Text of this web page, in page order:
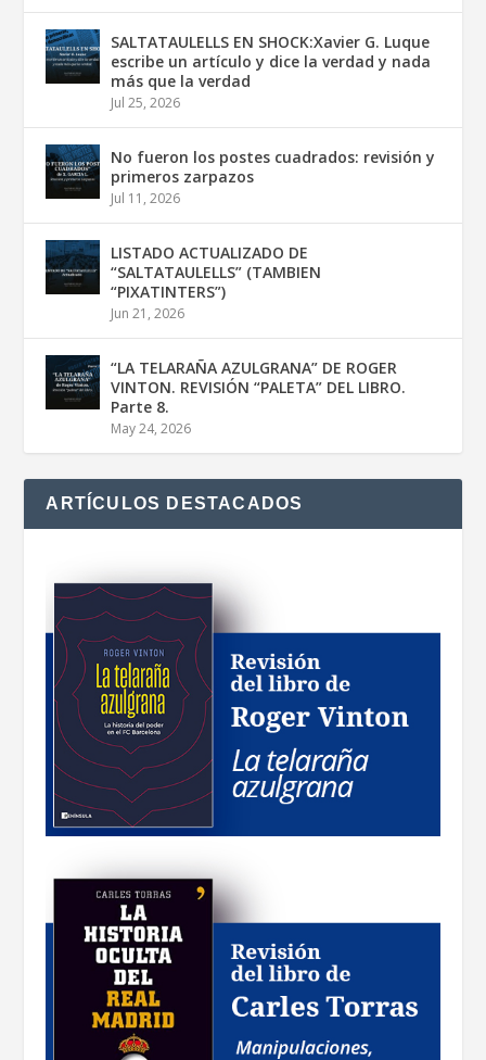
SALTATAULELLS EN SHOCK:Xavier G. Luque
escribe un artículo y dice la verdad y nada
más que la verdad
Jul 25, 2026
No fueron los postes cuadrados: revisión y
primeros zarpazos
Jul 11, 2026
LISTADO ACTUALIZADO DE
“SALTATAULELLS” (TAMBIEN
“PIXATINTERS”)
Jun 21, 2026
“LA TELARAÑA AZULGRANA” DE ROGER
VINTON. REVISIÓN “PALETA” DEL LIBRO.
Parte 8.
May 24, 2026
ARTÍCULOS DESTACADOS